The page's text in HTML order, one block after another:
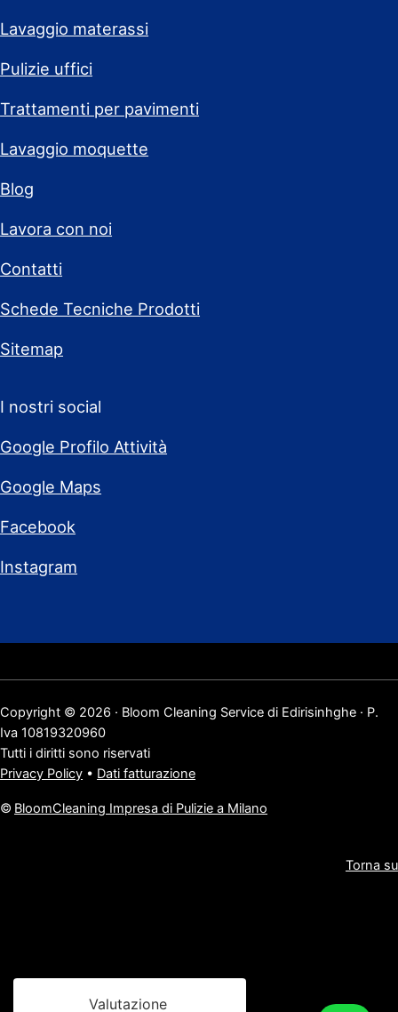
Valutazione
Lavaggio materassi
Pulizie uffici
Trattamenti per pavimenti
Lavaggio moquette
Blog
Lavora con noi
Contatti
Schede Tecniche Prodotti
Sitemap
I nostri social
Google Profilo Attività
Google Maps
Facebook
Instagram
Copyright © 2026 · Bloom Cleaning Service di Edirisinhghe · P.
Iva 10819320960
Tutti i diritti sono riservati
Privacy Policy • Dati fatturazione
© BloomCleaning Impresa di Pulizie a Milano
Torna su